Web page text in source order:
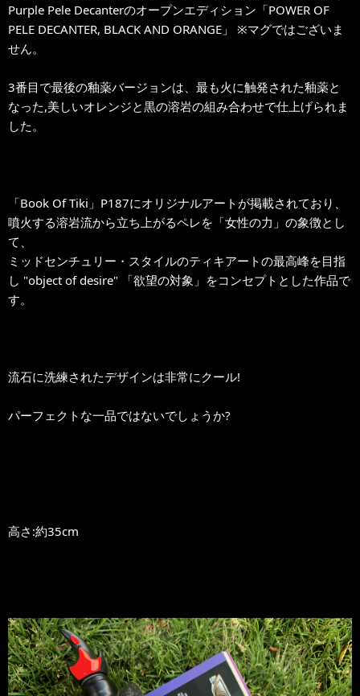
Purple Pele Decanterのオープンエディション「POWER OF
PELE DECANTER, BLACK AND ORANGE」 ※マグではございま
せん。
3番目で最後の釉薬バージョンは、最も火に触発された釉薬と
なった,美しいオレンジと黒の溶岩の組み合わせで仕上げられま
した。
「Book Of Tiki」P187にオリジナルアートが掲載されており、
噴火する溶岩流から立ち上がるペレを「女性の力」の象徴とし
て、
ミッドセンチュリー・スタイルのティキアートの最高峰を目指
し "object of desire" 「欲望の対象」をコンセプトとした作品で
す。
流石に洗練されたデザインは非常にクール!
パーフェクトな一品ではないでしょうか?
高さ:約35cm